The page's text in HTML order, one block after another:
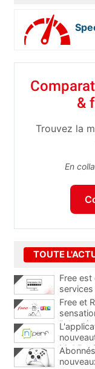
&
Trouvez la
En
TOUTE
Free
encore
Free et
l'obtenir
Mobile,